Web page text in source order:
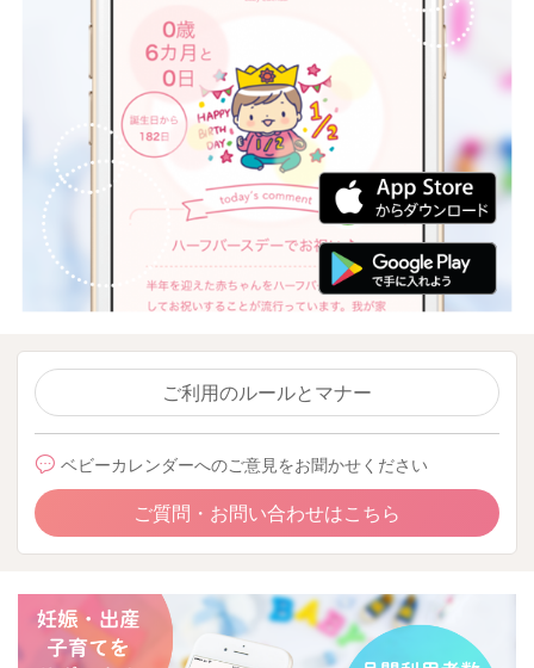
ご利用のルールとマナー
ベビーカレンダーへのご意見をお聞かせください
ご質問・お問い合わせはこちら